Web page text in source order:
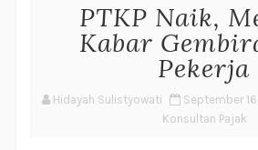
PTKP Naik,
Kabar
Pekerja
Hidayah Sulistyowati September
Konsultan Pajak